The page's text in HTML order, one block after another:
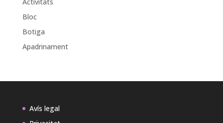
Bloc
Botiga
Apadrinament
Avís legal